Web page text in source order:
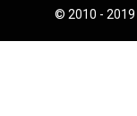
© 2010 - 2019